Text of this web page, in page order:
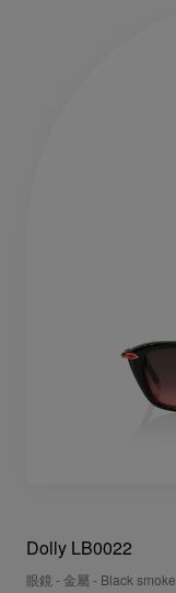
Dolly LB0022
眼鏡 - 金屬 - Black smoke